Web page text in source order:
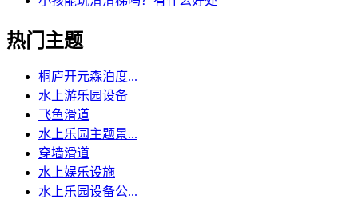
热门主题
桐庐开元森泊度...
水上游乐园设备
飞鱼滑道
水上乐园主题景...
穿墙滑道
水上娱乐设施
水上乐园设备公...